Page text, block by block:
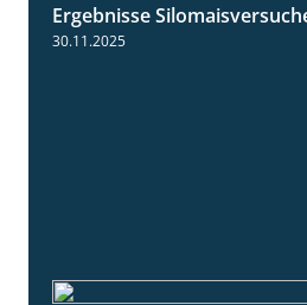
Ergebnisse
30.11.2025